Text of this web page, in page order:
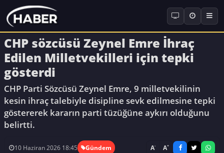
CHP sözcüsü Zeynel Emre İhraç
Edilen Milletvekilleri için tepki
gösterdi
CHP Parti Sözcüsü Zeynel Emre, 9 milletvekilinin
kesin ihraç talebiyle disipline sevk edilmesine tepki
göstererek kararın parti tüzüğüne aykırı olduğunu
belirtti.
10 Haziran 2026 18:45 Gündem A- A+